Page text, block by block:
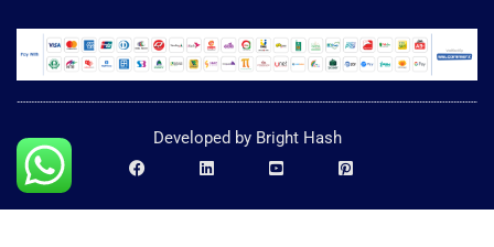
Developed by Bright Hash